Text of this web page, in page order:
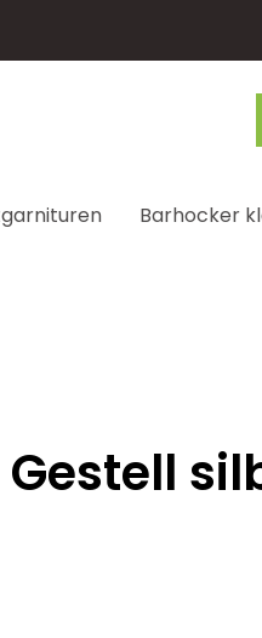
Barhocker